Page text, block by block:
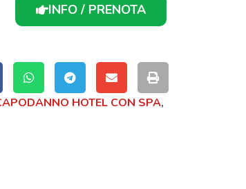
INFO / PRENOTA
HOTEL CON SPA,